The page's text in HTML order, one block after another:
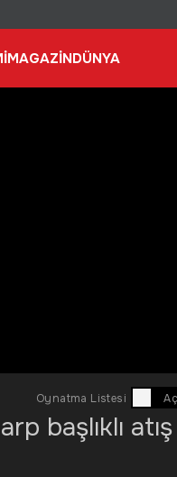
MAGAZİNDÜNYA
Oynatma Listesi
başlıklı atış